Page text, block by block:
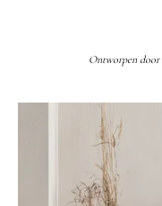
Ontworpen door